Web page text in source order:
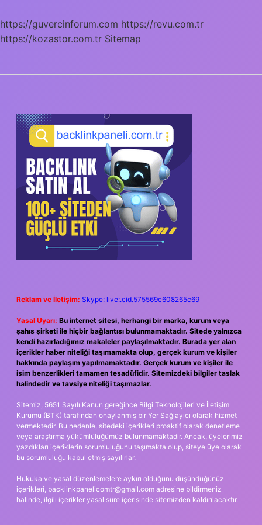
https://guvercinforum.com https://revu.com.tr
https://kozastor.com.tr Sitemap
SIDEBAR
Reklam ve İletişim: Skype: live:.cid.575569c608265c69
Yasal Uyarı: Bu internet sitesi, herhangi bir marka, kurum veya
şahıs şirketi ile hiçbir bağlantısı bulunmamaktadır. Sitede yalnızca
kendi hazırladığımız makaleler paylaşılmaktadır. Burada yer alan
içerikler haber niteliği taşımamakta olup, gerçek kurum ve kişiler
hakkında paylaşım yapılmamaktadır. Gerçek kurum ve kişiler ile
isim benzerlikleri tamamen tesadüfidir. Sitemizdeki bilgiler taslak
halindedir ve tavsiye niteliği taşımazlar.
Sitemiz, 5651 Sayılı Kanun gereğince Bilgi Teknolojileri ve İletişim
Kurumu (BTK) tarafından onaylanmış bir Yer Sağlayıcı olarak hizmet
vermektedir. Bu nedenle, sitedeki içerikleri proaktif olarak denetleme
veya araştırma yükümlülüğümüz bulunmamaktadır. Ancak, üyelerimiz
yazdıkları içeriklerin sorumluluğunu taşımakta olup, siteye üye olarak
bu sorumluluğu kabul etmiş sayılırlar.
Hukuka ve yasal düzenlemelere aykırı olduğunu düşündüğünüz
içerikleri, backlinkpanelicomtr@gmail.com adresine bildirmeniz
halinde, ilgili içerikler yasal süre içerisinde sitemizden kaldırılacaktır.